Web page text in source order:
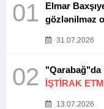
01
Elmar
gözlənilməz
31.07.2026
02 "Qarabağ"da
İŞTİRAK
13.07.2026